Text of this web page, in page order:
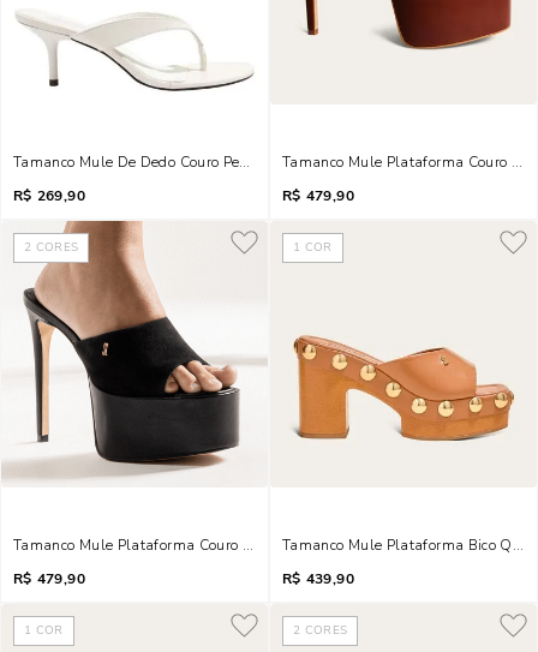
Tamanco Mule De Dedo Couro Pelica Salto Baixo Fino Branco
R$ 269,90
Tamanco Mule Plataforma Couro
R$ 479,90
2 CORES
Tamanco Mule Plataforma Couro Camurça Salto Fino Preto
R$ 479,90
1 COR
Tamanco Mule Plataforma Bico
R$ 439,90
1 COR 2 CORES